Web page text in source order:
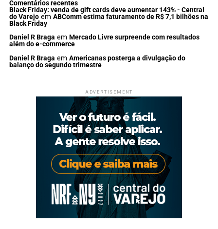
Comentários recentes
Black Friday: venda de gift cards deve aumentar 143% - Central
do Varejoem ABComm estima faturamento de R$ 7,1 bilhões na
Black Friday
Daniel R Braga em Mercado Livre surpreende com resultados
além do e-commerce
Daniel R Braga em Americanas posterga a divulgação do
balanço do segundo trimestre
ADVERTISEMENT